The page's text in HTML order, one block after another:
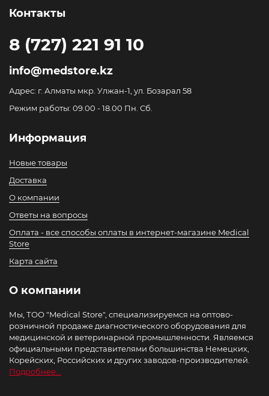
Контакты
8 (727) 221 91 10
info@medstore.kz
Адрес: г. Алматы мкр. Улжан-1, ул. Бозарал 58
Режим работы: 09.00 - 18.00 Пн. Сб.
Информация
Новые товары
Доставка
О компании
Ответы на вопросы
Оплата - все способы оплаты в интернет-магазине Medical
Store
Карта сайта
О компании
Мы, ТОО "Medical Store", специализируемся на оптово-
розничной продаже диагностического оборудования для
медицинской и ветеринарной промышленности. Являемся
официальными представителями большинства Немецких,
Корейских, Российских и других заводов-производителей.
Подробнее...